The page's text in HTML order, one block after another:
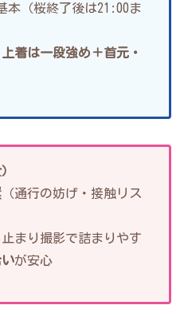
本（桜終了後は21:00ま
上着は一段強め＋首元・
（通行の妨げ・接触リス
まり撮影で詰まりやす
が安心